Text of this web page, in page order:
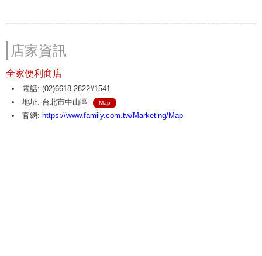
店家資訊
全家便利商店
電話: (02)6618-2822#1541
地址: 台北市中山區
Map
官網: https://www.family.com.tw/Marketing/Map